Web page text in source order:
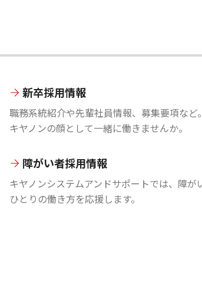
新卒採用情報
職務系統紹介や先輩社員情報、募集要項など。
キヤノンの顔として一緒に働きませんか。
障がい者採用情報
キヤノンシステムアンドサポートでは、障
ひとりの働き方を応援します。